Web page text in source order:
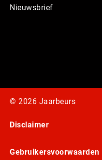
Nieuwsbrief
© 2026 Jaarbeurs
Disclaimer
Gebruikersvoorwaarden